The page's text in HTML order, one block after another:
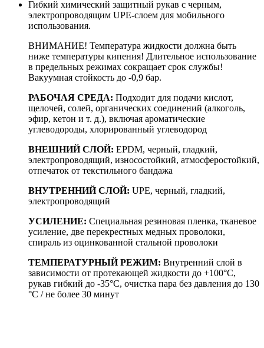
Гибкий химический защитный рукав с черным,
электропроводящим UPE-слоем для мобильного
использования.
ВНИМАНИЕ! Температура жидкости должна быть
ниже температуры кипения! Длительное использование
в предельных режимах сокращает срок службы!
Вакуумная стойкость до -0,9 бар.
РАБОЧАЯ СРЕДА: Подходит для подачи кислот,
щелочей, солей, органических соединений (алкоголь,
эфир, кетон и т. д.), включая ароматические
углеводороды, хлорированный углеводород
ВНЕШНИЙ СЛОЙ: EPDM, черный, гладкий,
электропроводящий, износостойкий, атмосферостойкий,
отпечаток от текстильного бандажа
ВНУТРЕННИЙ СЛОЙ: UPE, черный, гладкий,
электропроводящий
УСИЛЕНИЕ: Специальная резиновая пленка, тканевое
усиление, две перекрестных медных проволоки,
спираль из оцинкованной стальной проволоки
ТЕМПЕРАТУРНЫЙ РЕЖИМ: Внутренний слой в
зависимости от протекающей жидкости до +100°C,
рукав гибкий до -35°C, очистка пара без давления до 130
°C / не более 30 минут